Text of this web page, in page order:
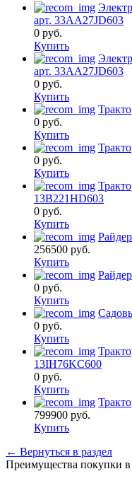
арт. 33AA27JD603
0 руб.
Купить
арт. 33AA27JD603
0 руб.
Купить
0 руб.
Купить
0 руб.
Купить
13B221HD603
0 руб.
Купить
256500 руб.
Купить
0 руб.
Купить
0 руб.
Купить
13IH76KC600
0 руб.
Купить
799900 руб.
Купить
← Вернуться в раздел
Преимущества покупки в